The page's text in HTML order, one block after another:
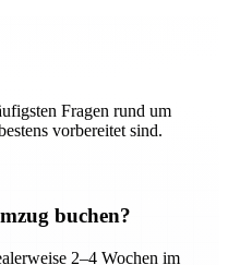
Fragen rund um
vorbereitet sind.
buchen?
2–4 Wochen im